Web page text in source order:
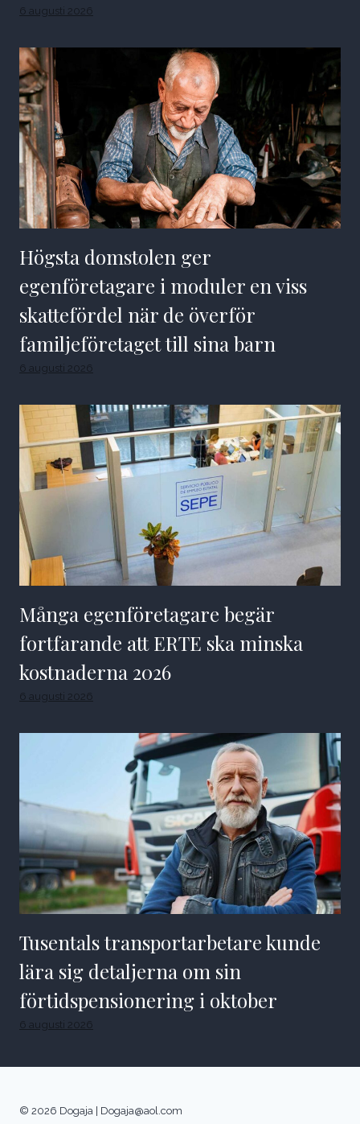
6 augusti 2026
Högsta domstolen ger
egenföretagare i moduler en viss
skattefördel när de överför
familjeföretaget till sina barn
6 augusti 2026
Många egenföretagare begär
fortfarande att ERTE ska minska
kostnaderna 2026
6 augusti 2026
Tusentals transportarbetare kunde
lära sig detaljerna om sin
förtidspensionering i oktober
6 augusti 2026
© 2026 Dogaja | Dogaja@aol.com